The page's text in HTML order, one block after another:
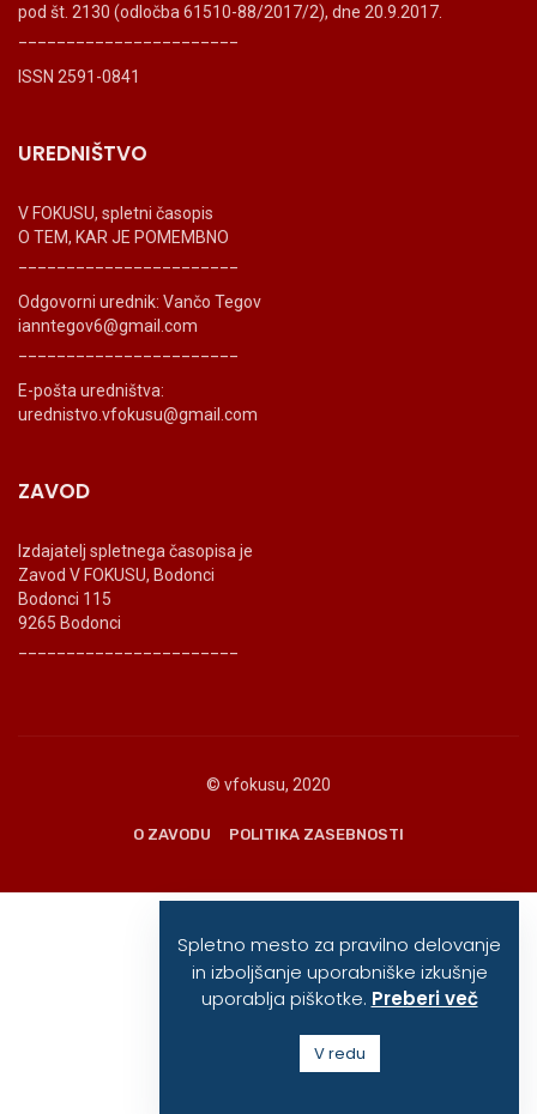
pod št. 2130 (odločba 61510-88/2017/2), dne 20.9.2017.
ISSN 2591-0841
UREDNIŠTVO
V FOKUSU, spletni časopis
O TEM, KAR JE POMEMBNO
Odgovorni urednik: Vančo Tegov
ianntegov6@gmail.com
E-pošta uredništva:
urednistvo.vfokusu@gmail.com
ZAVOD
Izdajatelj spletnega časopisa je
Zavod V FOKUSU, Bodonci
Bodonci 115
9265 Bodonci
© vfokusu, 2020
O ZAVODU POLITIKA ZASEBNOSTI
Spletno mesto za pravilno delovanje
in izboljšanje uporabniške izkušnje
uporablja piškotke. Preberi več
V redu